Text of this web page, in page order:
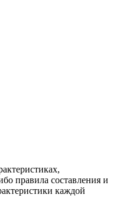
правила составления и
каждой